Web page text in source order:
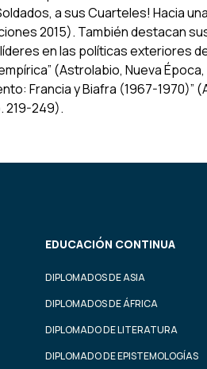
a sus Cuarteles! Hacia
2015). También destacan
en las políticas exteriores
(Astrolabio, Nueva Época
Francia y Biafra (1967-1970)” (
219-249).
EDUCACIÓN CONTINUA
DIPLOMADOS DE ASIA
DIPLOMADOS DE ÁFRICA
DIPLOMADO DE LITERATURA
DIPLOMADO DE EPISTEMOLOGÍAS